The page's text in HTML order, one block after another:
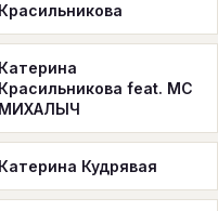
Красильникова
Катерина
Красильникова feat. МС
МИХАЛЫЧ
Катерина Кудрявая